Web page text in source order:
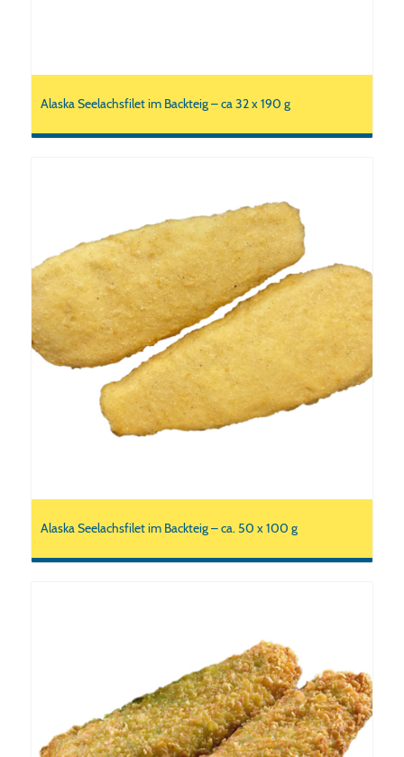
Alaska Seelachsfilet im Backteig – ca 32 x 190 g
Alaska Seelachsfilet im Backteig – ca. 50 x 100 g